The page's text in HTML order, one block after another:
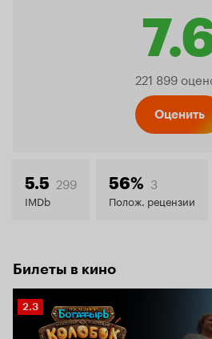
7.6
221 899
Оценить
5.5 299
IMDb
56% 3
Полож. рецензии
Билеты в кино
Рейтинг
Кинопоиска
2.3